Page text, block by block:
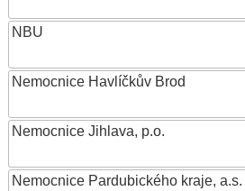
NBU
Nemocnice Havlíčkův Brod
Nemocnice Jihlava, p.o.
Nemocnice Pardubického kraje, a.s.